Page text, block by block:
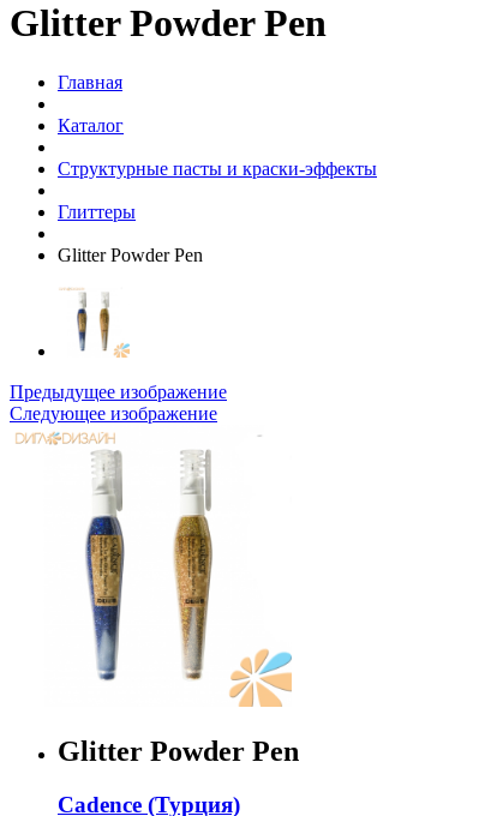
Glitter Powder Pen
Главная
Каталог
Структурные пасты и краски-эффекты
Глиттеры
Glitter Powder Pen
Предыдущее изображение
Следующее изображение
Glitter Powder Pen
Cadence (Турция)